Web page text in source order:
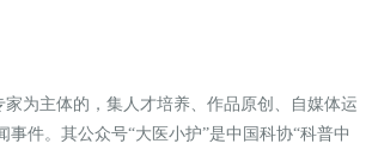
为主体的，集人才培养、作品原创、自媒体运
件。其公众号“大医小护”是中国科协“科普中